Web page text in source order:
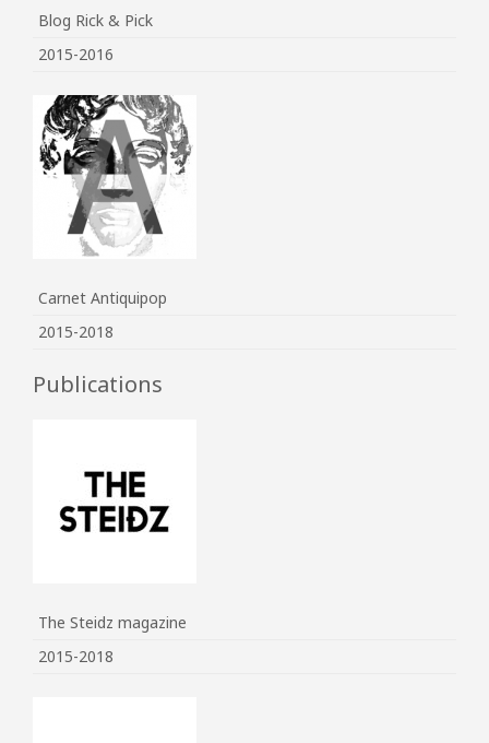
Blog Rick & Pick
2015-2016
Carnet Antiquipop
2015-2018
Publications
The Steidz magazine
2015-2018